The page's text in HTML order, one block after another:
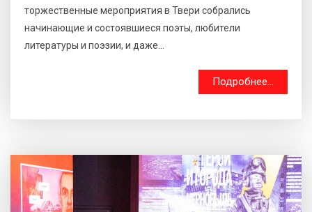
торжественные мероприятия в Твери собрались
начинающие и состоявшиеся поэты, любители
литературы и поэзии, и даже...
Подробнее...